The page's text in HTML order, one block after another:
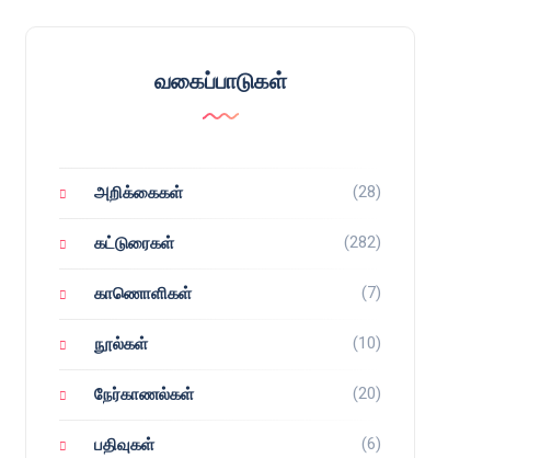
வகைப்பாடுகள்
அறிக்கைகள் (28)
கட்டுரைகள் (282)
காணொளிகள் (7)
நூல்கள் (10)
நேர்காணல்கள் (20)
பதிவுகள் (6)